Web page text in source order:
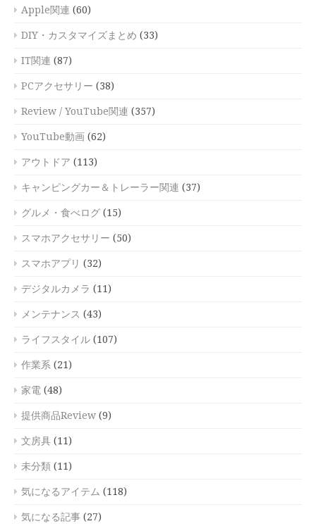
Apple関連 (60)
DIY・カスタマイズまとめ (33)
IT関連 (87)
PCアクセサリー (38)
Review / YouTube関連 (357)
YouTube動画 (62)
アウトドア (113)
キャンピングカー＆トレーラー関連 (37)
グルメ・食べログ (15)
スマホアクセサリー (50)
スマホアプリ (32)
デジタルカメラ (11)
メンテナンス (43)
ライフスタイル (107)
作業系 (21)
家電 (48)
提供商品Review (9)
文房具 (11)
未分類 (11)
気になるアイテム (118)
気になる記事 (27)